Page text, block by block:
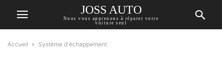
JOSS AUTO
Nous vous apprenons à réparer votre
voiture seul
Accueil Système d'échappement